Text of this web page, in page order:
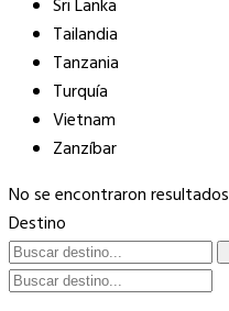
Sri Lanka
Tailandia
Tanzania
Turquía
Vietnam
Zanzíbar
No se encontraron resultados
Destino